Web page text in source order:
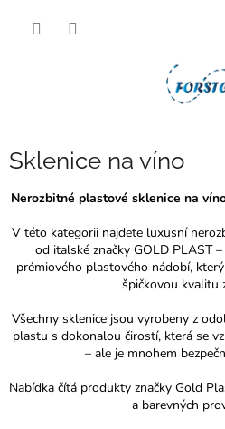
Sklenice na víno
Nerozbitné plastové sklenice na
V této kategorii najdete luxusní
od italské značky GOLD PLAST
prémiového plastového nádobí,
špičkovou kvalitu
Všechny sklenice jsou vyrobeny z
plastu s dokonalou čirostí, která se
– ale je mnohem
Nabídka čítá produkty značky Gold
a barevných